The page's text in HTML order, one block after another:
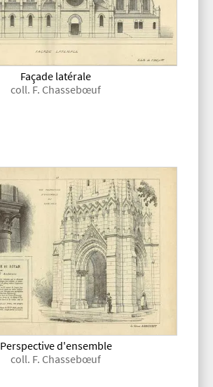
Façade latérale
coll. F. Chassebœuf
Perspective d'ensemble
coll. F. Chassebœuf